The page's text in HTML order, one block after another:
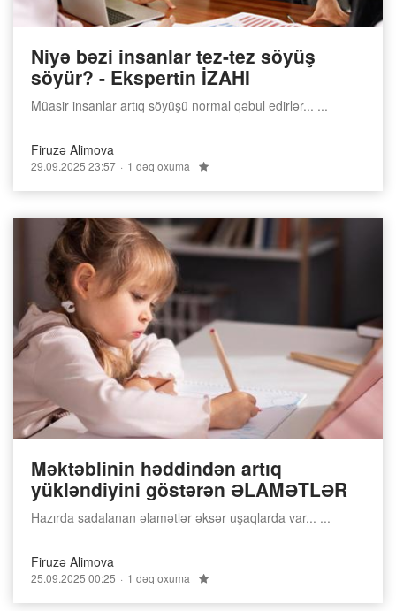
Niyə bəzi insanlar tez-tez söyüş
söyür? - Ekspertin İZAHI
Müasir insanlar artıq söyüşü normal qəbul edirlər... ...
Firuzə Alimova
29.09.2025 23:57 1 dəq oxuma
Məktəblinin həddindən artıq
yükləndiyini göstərən ƏLAMƏTLƏR
Hazırda sadalanan əlamətlər əksər uşaqlarda var... ...
Firuzə Alimova
25.09.2025 00:25 1 dəq oxuma